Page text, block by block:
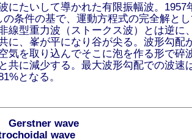
にたいして導かれた有限振幅波。1957
の条件の基で、運動方程式の完全解と
線型重力波（ストークス波）とは逆に
に、峯が平になり谷が尖る。波形勾配
気を取り込んでそこに泡を作る形で碎
共に減少する。最大波形勾配での波速
となる。
Gerstner wave
wave